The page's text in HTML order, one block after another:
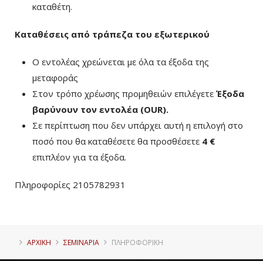
καταθέτη.
Καταθέσεις από τράπεζα του εξωτερικού
Ο εντολέας χρεώνεται με όλα τα έξοδα της
μεταφοράς
Στον τρόπο χρέωσης προμηθειών επιλέγετε Έξοδα
βαρύνουν τον εντολέα (ΟUR).
Σε περίπτωση που δεν υπάρχει αυτή η επιλογή στο
ποσό που θα καταθέσετε θα προσθέσετε 4 €
επιπλέον για τα έξοδα.
Πληροφορίες 2105782931
ΑΡΧΙΚΗ ΣΕΜΙΝΑΡΙΑ ΠΛΗΡΟΦΟΡΙΚΉ